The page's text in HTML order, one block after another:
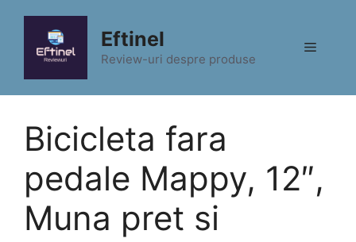
conținut
Eftinel
Review-uri despre produse
Meniu
Bicicleta fara
pedale Mappy, 12″,
Muna pret si